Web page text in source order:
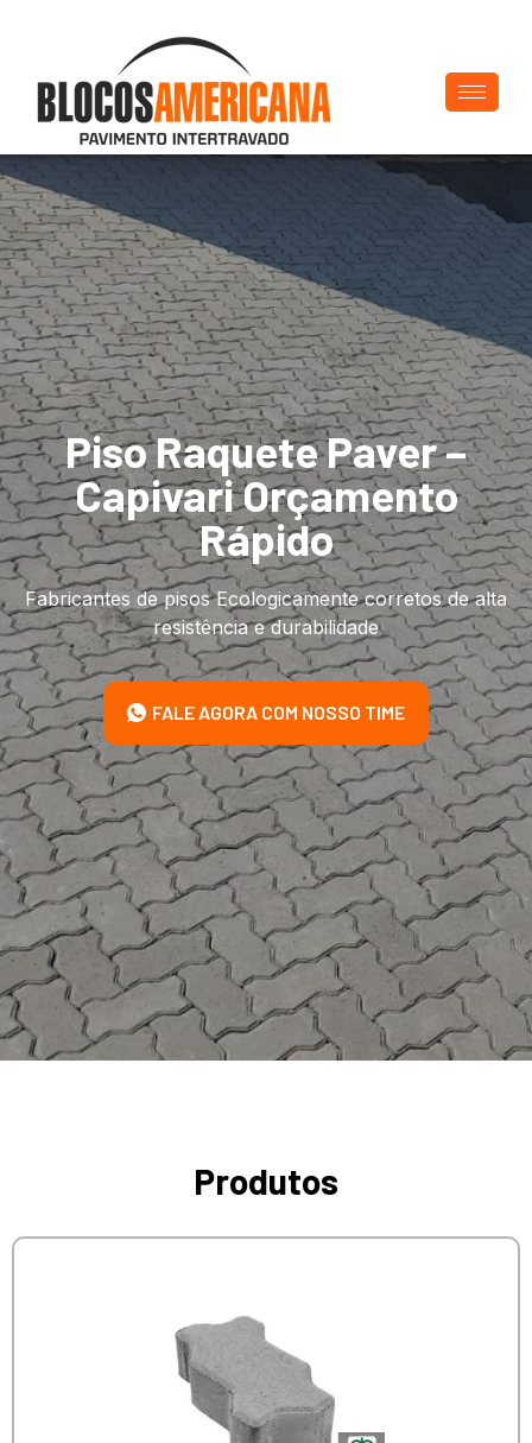
Piso Raquete Paver –
Capivari Orçamento
Rápido
Fabricantes de pisos Ecologicamente corretos de alta
resistência e durabilidade
FALE AGORA COM NOSSO TIME
Produtos